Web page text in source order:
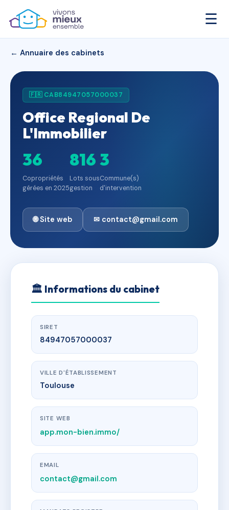
☰
← Annuaire des cabinets
🇫🇷 CAB84947057000037
Office Regional De
L'Immobilier
36
Copropriétés
gérées en 2025
816
Lots sous
gestion
3
Commune(s)
d'intervention
🌐 Site web ✉ contact@gmail.com
🏛 Informations du cabinet
SIRET
84947057000037
VILLE D'ÉTABLISSEMENT
Toulouse
SITE WEB
app.mon-bien.immo/
EMAIL
contact@gmail.com